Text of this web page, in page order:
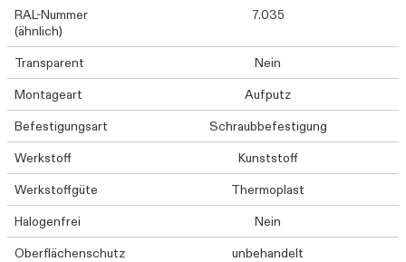
RAL-Nummer
(ähnlich)
7.035
Transparent
Nein
Montageart
Aufputz
Befestigungsart
Schraubbefestigung
Werkstoff
Kunststoff
Werkstoffgüte
Thermoplast
Halogenfrei
Nein
Oberflächenschutz
unbehandelt